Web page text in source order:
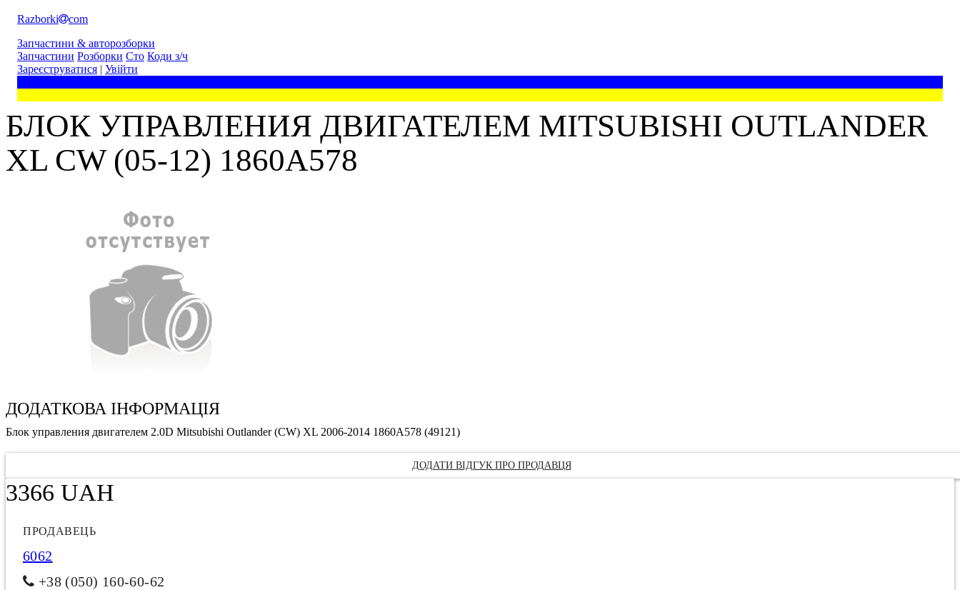
Razborki
com
Запчастини & авторозборки
Запчастини Розборки Сто Коди з/ч
Зареєструватися | Увійти
БЛОК УПРАВЛЕНИЯ ДВИГАТЕЛЕМ MITSUBISHI OUTLANDER
XL CW (05-12) 1860A578
ДОДАТКОВА ІНФОРМАЦІЯ
Блок управления двигателем 2.0D Mitsubishi Outlander (CW) XL 2006-2014 1860A578 (49121)
ДОДАТИ ВІДГУК ПРО ПРОДАВЦЯ
3366 UAH
ПРОДАВЕЦЬ
6062
+38 (050) 160-60-62